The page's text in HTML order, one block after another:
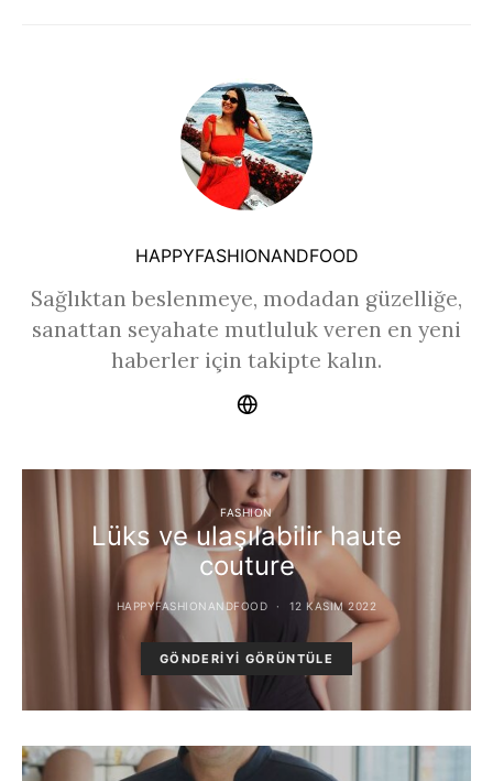
HAPPYFASHIONANDFOOD
Sağlıktan beslenmeye, modadan güzelliğe,
sanattan seyahate mutluluk veren en yeni
haberler için takipte kalın.
FASHION
Lüks ve ulaşılabilir haute
couture
HAPPYFASHIONANDFOOD 12 KASIM 2022
GÖNDERIYI GÖRÜNTÜLE